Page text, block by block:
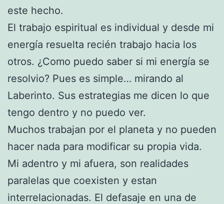
este hecho.
El trabajo espiritual es individual y desde mi
energía resuelta recién trabajo hacia los
otros. ¿Como puedo saber si mi energía se
resolvio? Pues es simple… mirando al
Laberinto. Sus estrategias me dicen lo que
tengo dentro y no puedo ver.
Muchos trabajan por el planeta y no pueden
hacer nada para modificar su propia vida.
Mi adentro y mi afuera, son realidades
paralelas que coexisten y estan
interrelacionadas. El defasaje en una de